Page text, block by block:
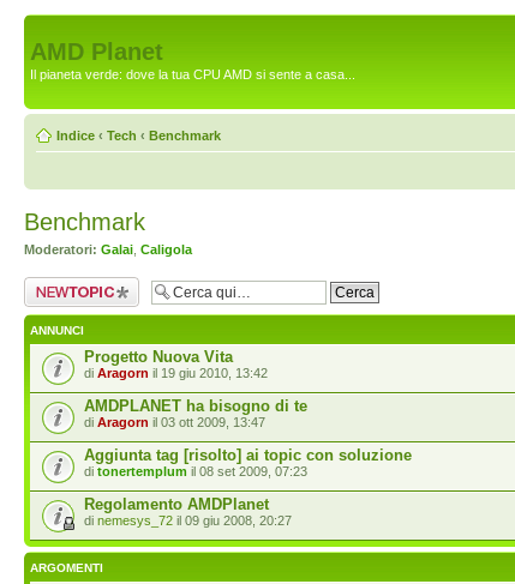
AMD Planet
Il pianeta verde: dove la tua CPU AMD si sente a casa...
Indice ‹ Tech ‹ Benchmark
Benchmark
Moderatori: Galai Caligola
Scrivi un nuovo
argomento
ANNUNCI
Progetto Nuova Vita
di Aragorn il 19 giu 2010, 13:42
AMDPLANET ha bisogno di te
di Aragorn il 03 ott 2009, 13:47
Aggiunta tag [risolto] ai topic con soluzione
di tonertemplum il 08 set 2009, 07:23
Regolamento AMDPlanet
di nemesys_72 il 09 giu 2008, 20:27
ARGOMENTI